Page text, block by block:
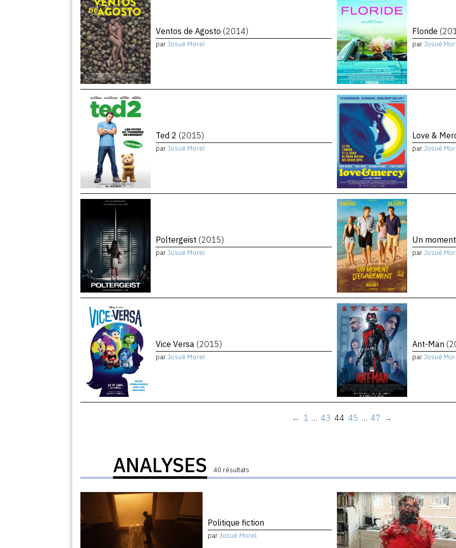
Ventos de Agosto (2014)
parJosué Morel
Floride
parJosué
Ted 2 (2015)
parJosué Morel
Love &
parJosué
Poltergeist (2015)
parJosué Morel
Un
parJosué
Vice Versa (2015)
parJosué Morel
Ant-Man
parJosué
← 1 … 43 44 45 … 47 →
ANALYSES 40 résultats
Politique fiction
parJosué Morel